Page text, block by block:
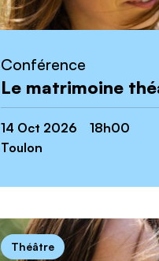
Le matrimoine
Conférence
14 Oct 2026 18h00
Toulon
Théâtre